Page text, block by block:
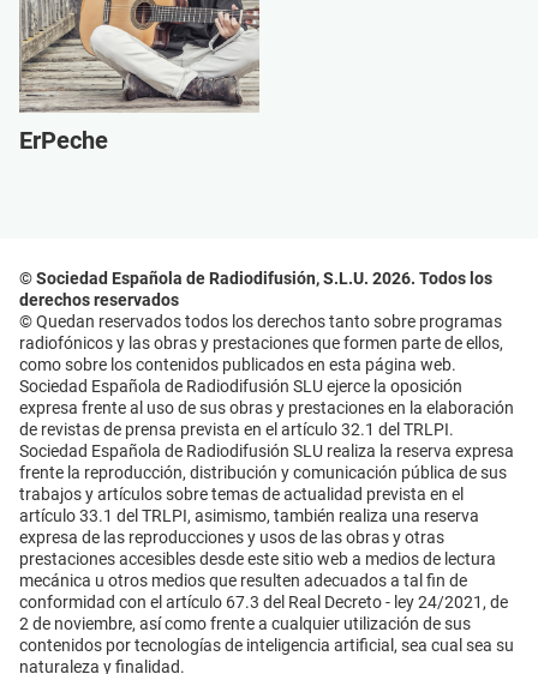
ErPeche
© Sociedad Española de Radiodifusión, S.L.U. 2026. Todos los
derechos reservados
© Quedan reservados todos los derechos tanto sobre programas
radiofónicos y las obras y prestaciones que formen parte de ellos,
como sobre los contenidos publicados en esta página web.
Sociedad Española de Radiodifusión SLU ejerce la oposición
expresa frente al uso de sus obras y prestaciones en la elaboración
de revistas de prensa prevista en el artículo 32.1 del TRLPI.
Sociedad Española de Radiodifusión SLU realiza la reserva expresa
frente la reproducción, distribución y comunicación pública de sus
trabajos y artículos sobre temas de actualidad prevista en el
artículo 33.1 del TRLPI, asimismo, también realiza una reserva
expresa de las reproducciones y usos de las obras y otras
prestaciones accesibles desde este sitio web a medios de lectura
mecánica u otros medios que resulten adecuados a tal fin de
conformidad con el artículo 67.3 del Real Decreto - ley 24/2021, de
2 de noviembre, así como frente a cualquier utilización de sus
contenidos por tecnologías de inteligencia artificial, sea cual sea su
naturaleza y finalidad.